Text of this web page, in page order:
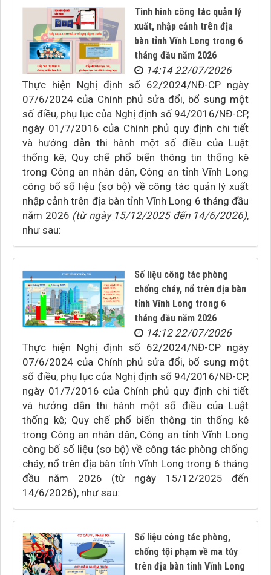
Tình hình công tác quản lý
xuất, nhập cảnh trên địa
bàn tỉnh Vĩnh Long trong 6
tháng đầu năm 2026
14:14 22/07/2026
Thực hiện Nghị định số 62/2024/NĐ-CP ngày
07/6/2024 của Chính phủ sửa đổi, bổ sung một
số điều, phụ lục của Nghị định số 94/2016/NĐ-CP,
ngày 01/7/2016 của Chính phủ quy định chi tiết
và hướng dẫn thi hành một số điều của Luật
thống kê; Quy chế phổ biến thông tin thống kê
trong Công an nhân dân, Công an tỉnh Vĩnh Long
công bố số liệu (sơ bộ) về công tác quản lý xuất
nhập cảnh trên địa bàn tỉnh Vĩnh Long 6 tháng đầu
năm 2026 (từ ngày 15/12/2025 đến 14/6/2026),
như sau:
Số liệu công tác phòng
chống cháy, nổ trên địa bàn
tỉnh Vĩnh Long trong 6
tháng đầu năm 2026
14:12 22/07/2026
Thực hiện Nghị định số 62/2024/NĐ-CP ngày
07/6/2024 của Chính phủ sửa đổi, bổ sung một
số điều, phụ lục của Nghị định số 94/2016/NĐ-CP,
ngày 01/7/2016 của Chính phủ quy định chi tiết
và hướng dẫn thi hành một số điều của Luật
thống kê; Quy chế phổ biến thông tin thống kê
trong Công an nhân dân, Công an tỉnh Vĩnh Long
công bố số liệu (sơ bộ) về công tác phòng chống
cháy, nổ trên địa bàn tỉnh Vĩnh Long trong 6 tháng
đầu năm 2026 (từ ngày 15/12/2025 đến
14/6/2026), như sau:
Số liệu công tác phòng,
chống tội phạm về ma túy
trên địa bàn tỉnh Vĩnh Long